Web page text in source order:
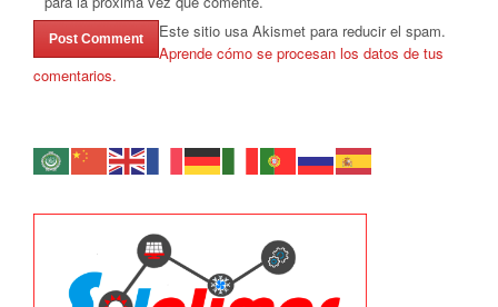
Este sitio usa Akismet para reducir el spam.
Aprende cómo se procesan los datos de tus
comentarios.